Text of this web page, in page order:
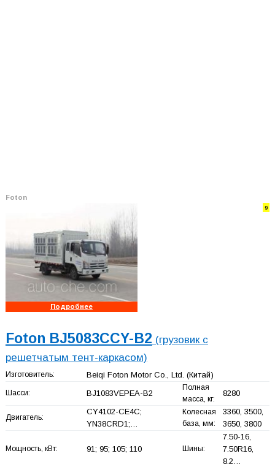
Foton
9
Подробнее
Foton BJ5083CCY-B2 (грузовик с
решетчатым тент-каркасом)
Изготовитель: Beiqi Foton Motor Co., Ltd. (Китай)
Шасси: BJ1083VEPEA-B2
Полная
масса, кг:
8280
Двигатель:
CY4102-CE4C;
YN38CRD1;…
Колесная
база, мм:
3360, 3500,
3650, 3800
Мощность, кВт: 91; 95; 105; 110 Шины:
7.50-16,
7.50R16,
8.2…